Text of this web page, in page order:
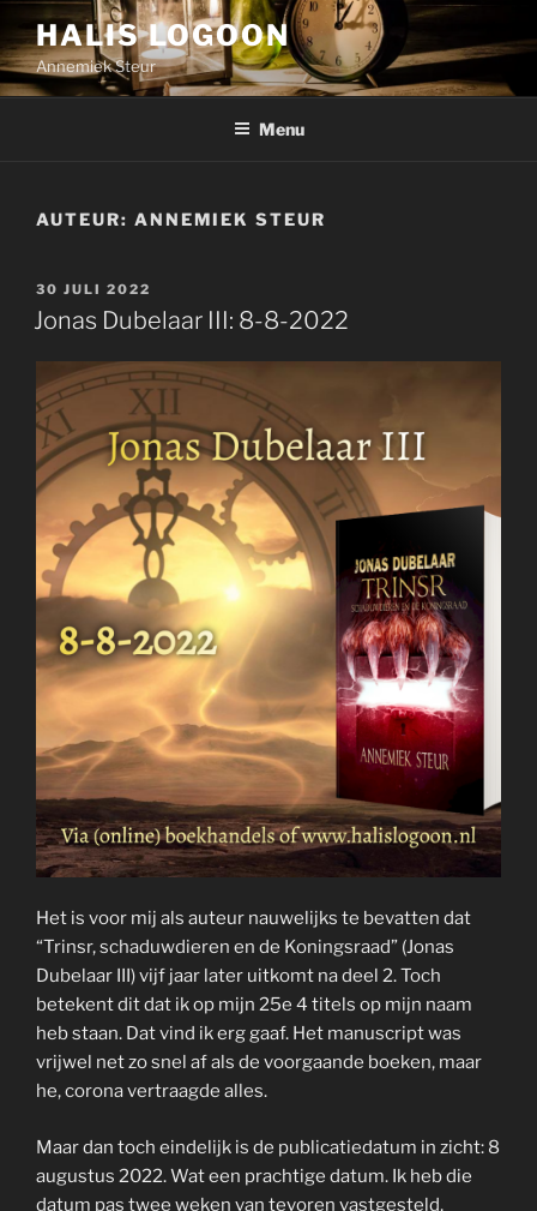
naar
de
inhoud
HALIS LOGOON
Annemiek Steur
Menu
AUTEUR: ANNEMIEK STEUR
GEPLAATST
OP
30 JULI 2022
Jonas Dubelaar III: 8-8-2022
Het is voor mij als auteur nauwelijks te bevatten dat
“Trinsr, schaduwdieren en de Koningsraad” (Jonas
Dubelaar III) vijf jaar later uitkomt na deel 2. Toch
betekent dit dat ik op mijn 25e 4 titels op mijn naam
heb staan. Dat vind ik erg gaaf. Het manuscript was
vrijwel net zo snel af als de voorgaande boeken, maar
he, corona vertraagde alles.
Maar dan toch eindelijk is de publicatiedatum in zicht: 8
augustus 2022. Wat een prachtige datum. Ik heb die
datum pas twee weken van tevoren vastgesteld,